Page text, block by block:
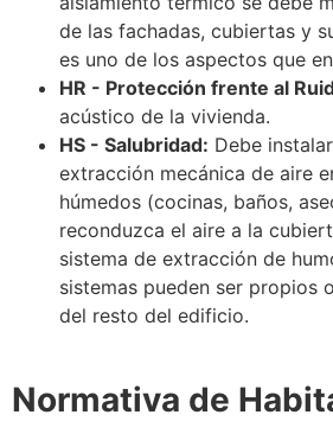
de las fachadas, cubiertas y
es uno de los aspectos que
HR - Protección frente al
acústico de la vivienda.
HS - Salubridad: Debe
extracción mecánica de aire
húmedos (cocinas, baños,
reconduzca el aire a la
sistema de extracción de
sistemas pueden ser propios
del resto del edificio.
Normativa de